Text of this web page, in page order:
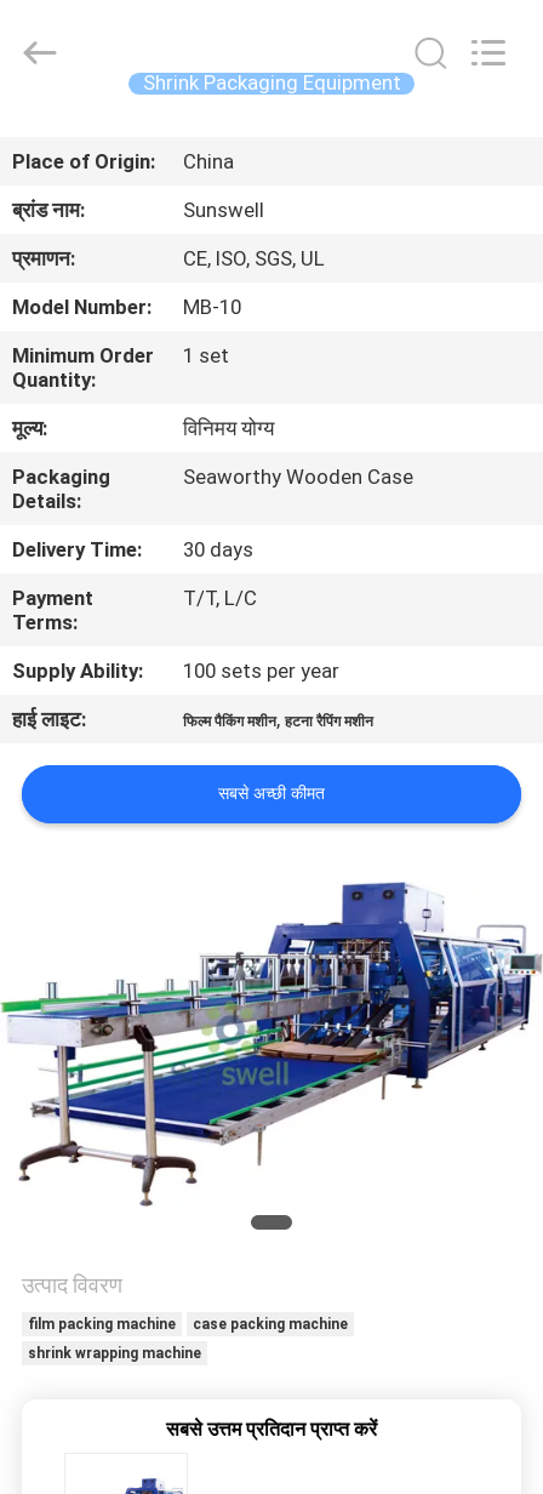
उत्पादों
हमारे
में
नियंत्रण
संपर्क
करें
उद्धरण
की
विनती
करे
PRIVACY
POLICY
Shrink Packaging Equipment
Place of Origin:
China
ब्रांड नाम:
Sunswell
प्रमाणन:
CE, ISO, SGS, UL
Model Number:
MB-10
Minimum Order
Quantity:
1 set
मूल्य:
विनिमय योग्य
Packaging
Details:
Seaworthy Wooden Case
Delivery Time:
30 days
Payment
Terms:
T/T, L/C
Supply Ability:
100 sets per year
हाई लाइट:
फिल्म पैकिंग मशीन,हटना रैपिंग मशीन
सबसे अच्छी कीमत
उत्पाद विवरण
film packing machine
case packing machine
shrink wrapping machine
सबसे उत्तम प्रतिदान प्राप्त करें